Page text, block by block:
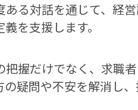
る対話を通じて、経
を支援します。
把握だけでなく、求職
疑問や不安を解消し